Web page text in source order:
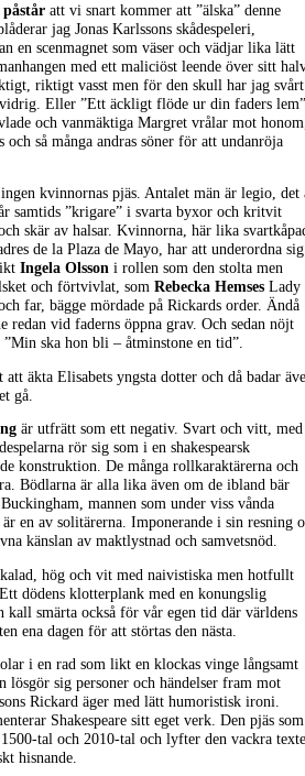
att vi snart kommer att ”älska” denne
jag Jonas Karlssons skådespeleri,
en scenmagnet som väser och vädjar lika lätt
med ett maliciöst leende över sitt
riktigt vasst men för den skull har jag svårt
Eller ”Ett äckligt flöde ur din faders
och vanmäktiga Margret vrålar mot
och så många andras söner för att undanröja
ingen kvinnornas pjäs. Antalet män är legio, det
samtids ”krigare” i svarta byxor och kritvit
skär av halsar. Kvinnorna, här lika
de la Plaza de Mayo, har att underordna
Ingela Olsson i rollen som den stolta men
och förtvivlat, som Rebecka Hemses Lady
far, bägge mördade på Rickards order. Ändå
redan vid faderns öppna grav. Och sedan nöjt
”Min ska hon bli – åtminstone en tid”.
att äkta Elisabets yngsta dotter och då badar
gå.
är utfrätt som ett negativ. Svart och vitt, med
rör sig som i en shakespearsk
konstruktion. De många rollkaraktärerna och
Bödlarna är alla lika även om de ibland bär
Buckingham, mannen som under viss vånda
en av solitärerna. Imponerande i sin resning
känslan av maktlystnad och samvetsnöd.
hög och vit med naivistiska men hotfullt
dödens klotterplank med en konungslig
kall smärta också för vår egen tid där världens
ena dagen för att störtas den nästa.
i en rad som likt en klockas vinge långsamt
lösgör sig personer och händelser fram mot
Rickard äger med lätt humoristisk ironi.
Shakespeare sitt eget verk. Den pjäs som
tal och 2010-tal och lyfter den vackra
hisnande.